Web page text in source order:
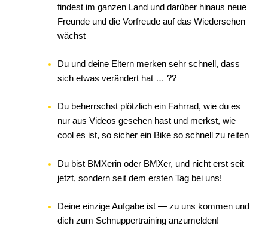
findest im ganzen Land und darüber hinaus neue
Freunde und die Vorfreude auf das Wiedersehen
wächst
Du und deine Eltern merken sehr schnell, dass
sich etwas verändert hat … ??
Du beherrschst plötzlich ein Fahrrad, wie du es
nur aus Videos gesehen hast und merkst, wie
cool es ist, so sicher ein Bike so schnell zu reiten
Du bist BMXerin oder BMXer, und nicht erst seit
jetzt, sondern seit dem ersten Tag bei uns!
Deine einzige Aufgabe ist — zu uns kommen und
dich zum Schnuppertraining anzumelden!